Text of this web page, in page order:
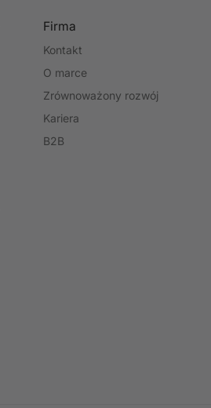
Firma
Kontakt
O marce
Zrównoważony rozwój
Kariera
B2B